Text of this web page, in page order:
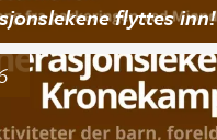
flyttes inn!